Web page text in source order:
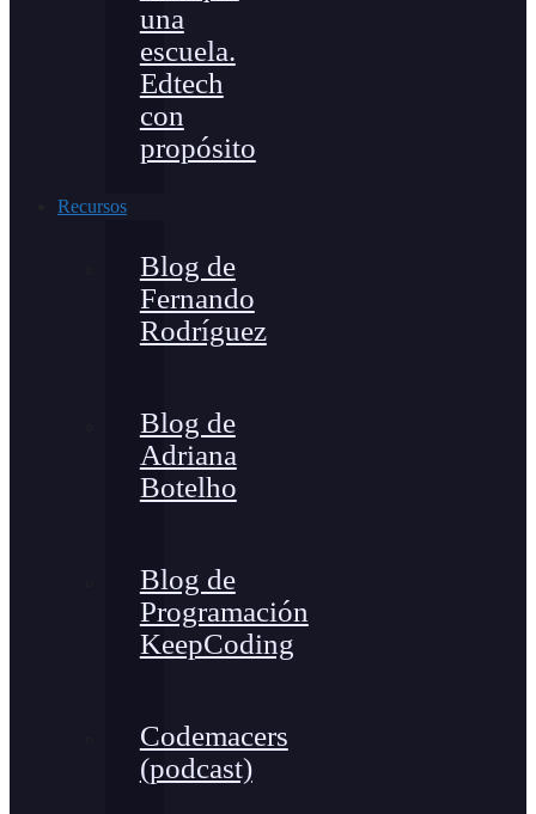
una
escuela.
Edtech
con
propósito
Recursos
Blog de
Fernando
Rodríguez
Blog de
Adriana
Botelho
Blog de
Programación
KeepCoding
Codemacers
(podcast)